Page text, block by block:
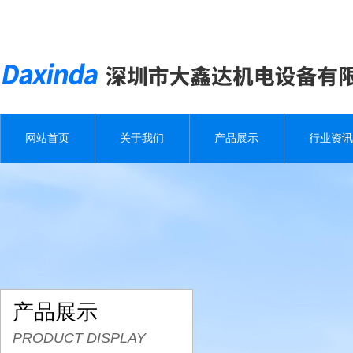
网站首页 关于我们 产品展示 行业资讯
产品展示
PRODUCT DISPLAY